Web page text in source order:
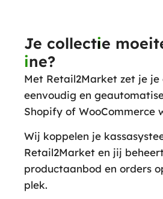
Je collectie
ine?
Met Retail2Market zet je je
eenvoudig en
Shopify of WooCommerce
Wij koppelen je
Retail2Market en jij
productaanbod en orders
plek.